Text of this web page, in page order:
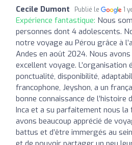
Cecile Dumont Publié le 1
Expérience fantastique: Nous
personnes dont 4 adolescents.
notre voyage au Pérou grâce à
Andes en août 2024. Nous
excellent voyage. L’organisation
ponctualité, disponibilité,
francophone, Jeyshon, a un
bonne connaissance de l’histoire
Inca et a su parfaitement nous
avons beaucoup apprécié de
battus et d’être immergés au